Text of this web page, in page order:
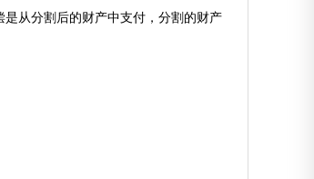
从分割后的财产中支付，分割的财产